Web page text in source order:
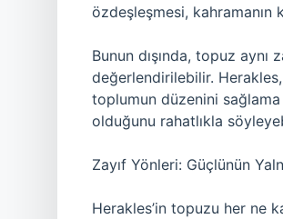
özdeşleşmesi, kahramanın
Bunun dışında, topuz
değerlendirilebilir.
toplumun düzenini
olduğunu rahatlıkla
Zayıf Yönleri: Güçlünün
Herakles’in topuzu her ne